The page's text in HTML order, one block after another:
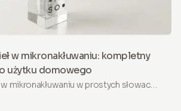
w mikronakłuwaniu: kompletny
użytku domowego
mikronakłuwaniu w prostych słowach:
to złoty środek w domu, co daje każda